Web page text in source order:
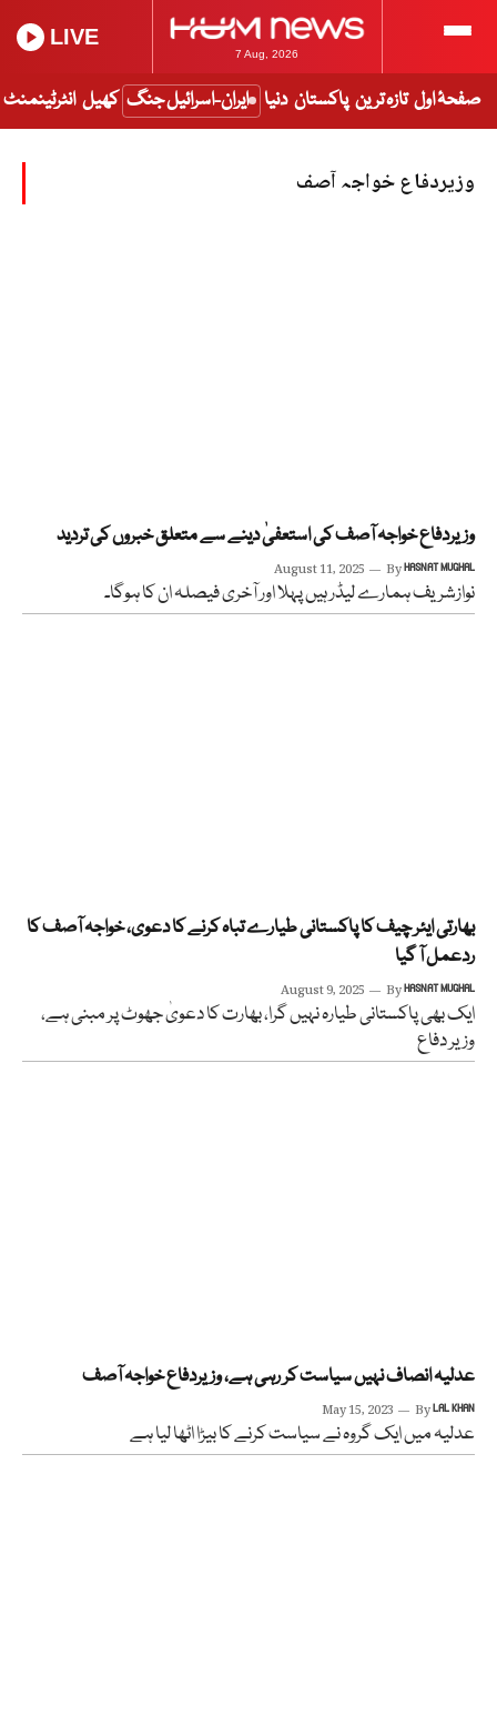
7 Aug, 2026
LIVE
صفحۂ اول تازہ ترین پاکستان دنیا ایران-اسرائیل جنگ کھیل انٹرٹینمنٹ
وزیردفاع خواجہ آصف
وزیردفاع خواجہ آصف کی استعفیٰ دینے سے متعلق خبروں کی تردید
August 11, 2025 ByHASNAT MUGHAL
نوازشریف ہمارے لیڈر ہیں پہلا اور آخری فیصلہ ان کا ہوگا۔
بھارتی ایئر چیف کا پاکستانی طیارے تباہ کرنے کا دعوی، خواجہ آصف کا
ردعمل آ گیا
August 9, 2025 ByHASNAT MUGHAL
ایک بھی پاکستانی طیارہ نہیں گرا، بھارت کا دعویٰ جھوٹ پر مبنی ہے،
وزیر دفاع
عدلیہ انصاف نہیں سیاست کر رہی ہے، وزیردفاع خواجہ آصف
May 15, 2023 ByLAL KHAN
عدلیہ میں ایک گروہ نے سیاست کرنے کا بیڑا اٹھا لیا ہے